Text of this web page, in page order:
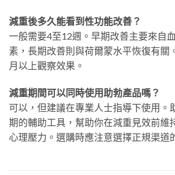
減重後多久能看到性功能改善？
一般需要4至12週。早期改善主要來自
素，長期改善則與荷爾蒙水平恢復有關
月以上觀察效果。
減重期間可以同時使用助勃產品嗎？
可以，但建議在專業人士指導下使用。
期的輔助工具，幫助你在減重見效前維
心理壓力。選購時應注意選擇正規渠道